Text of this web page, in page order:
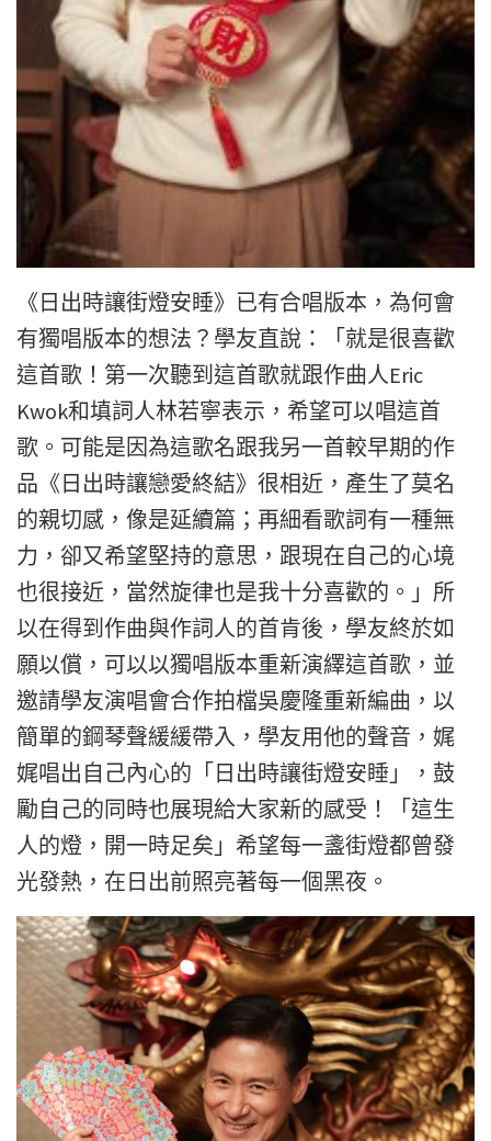
《日出時讓街燈安睡》已有合唱版本，為何會
有獨唱版本的想法？學友直說：「就是很喜歡
這首歌！第一次聽到這首歌就跟作曲人Eric
Kwok和填詞人林若寧表示，希望可以唱這首
歌。可能是因為這歌名跟我另一首較早期的作
品《日出時讓戀愛終結》很相近，產生了莫名
的親切感，像是延續篇；再細看歌詞有一種無
力，卻又希望堅持的意思，跟現在自己的心境
也很接近，當然旋律也是我十分喜歡的。」所
以在得到作曲與作詞人的首肯後，學友終於如
願以償，可以以獨唱版本重新演繹這首歌，並
邀請學友演唱會合作拍檔吳慶隆重新編曲，以
簡單的鋼琴聲緩緩帶入，學友用他的聲音，娓
娓唱出自己內心的「日出時讓街燈安睡」，鼓
勵自己的同時也展現給大家新的感受！「這生
人的燈，開一時足矣」希望每一盞街燈都曾發
光發熱，在日出前照亮著每一個黑夜。